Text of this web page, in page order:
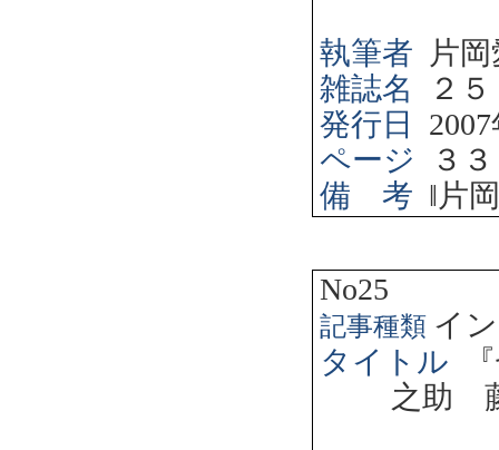
執筆者
片
雑誌名
２
発行日
2007
ページ
３
備 考 ‖ 片
No25
記事種類 イ
タイトル
之助